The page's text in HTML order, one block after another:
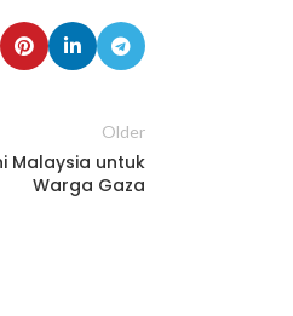
Older
Malaysia untuk
Warga Gaza